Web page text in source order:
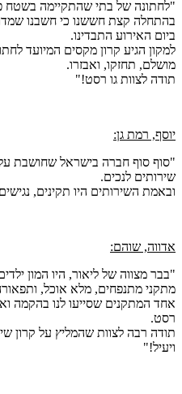
"לחתונה של בתי שהתקיימה בשטח
בהתחלה קצת חששנו כי חשבנו
ביום האירוע התבדינו.
למקון הגיע קרון מקסים המיועד
מושלם, תחזקו, ואבזרו.
תודה לצוות גו רסט!"
יוסף, רמת גן:
"סוף סוף חברה בישראל שחושבת
שירותים לנכים.
ובאמת השירותים היו תקינים,
אדווה, שוהם:
"בבר מצווה של ליאור, היו המון
מתקני מתנפחים, מלא אוכל,
אחד המתקנים שסייעו לנו בהקמה
רסט.
ויעיל!"